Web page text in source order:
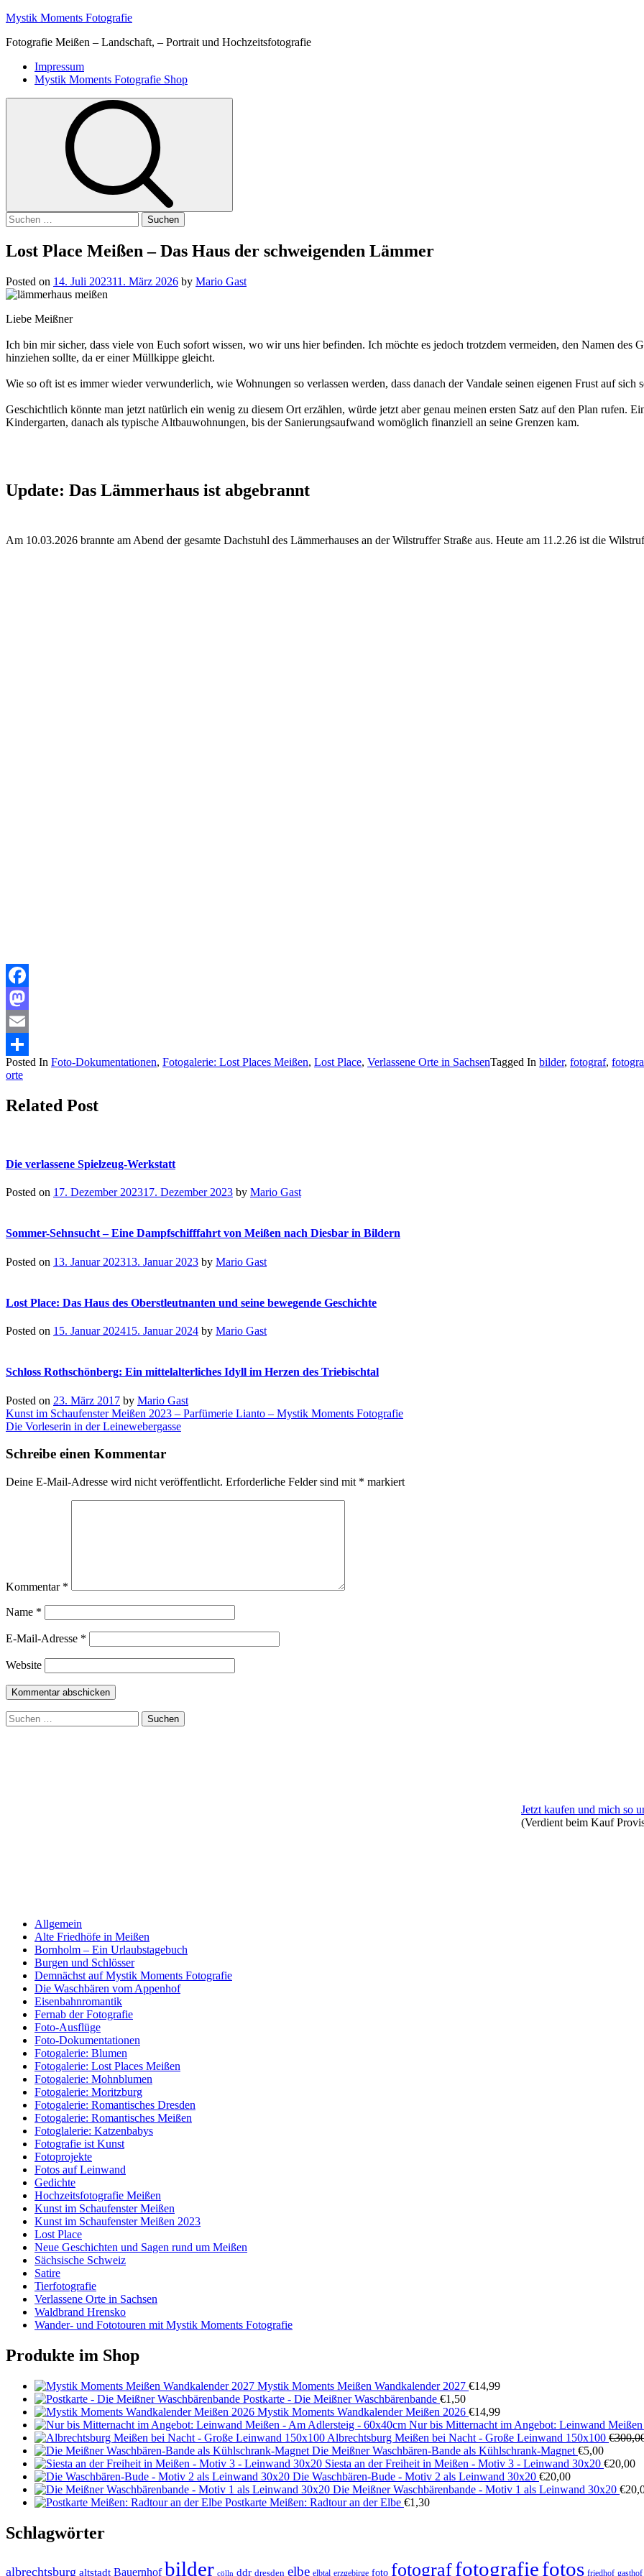
Skip
content
Mystik Moments Fotografie
Fotografie Meißen – Landschaft, – Portrait und Hochzeitsfotografie
Primary
Menu
Impressum
Mystik Moments Fotografie Shop
Suchen
nach:
Lost Place Meißen – Das Haus der schweigenden Lämmer
Posted on 14. Juli 202311. März 2026 by Mario Gast
Liebe Meißner
Ich bin mir sicher, dass viele von Euch sofort wissen, wo wir uns hier befinden. Ich möchte es jedoch trotzdem vermeiden, den Namen des
hinziehen sollte, da er einer Müllkippe gleicht.
Wie so oft ist es immer wieder verwunderlich, wie Wohnungen so verlassen werden, dass danach der Vandale seinen eigenen Frust auf
Geschichtlich könnte man jetzt natürlich ein wenig zu diesem Ort erzählen, würde jetzt aber genau meinen ersten Satz auf den Plan rufen.
Kindergarten, danach als typische Altbauwohnungen, bis der Sanierungsaufwand womöglich finanziell an seine Grenzen kam.
Update: Das Lämmerhaus ist abgebrannt
Am 10.03.2026 brannte am Abend der gesamte Dachstuhl des Lämmerhauses an der Wilstruffer Straße aus. Heute am 11.2.26 ist die
Facebook
Mastodon
Email
Teilen
Posted In Foto-Dokumentationen, Fotogalerie: Lost Places Meißen, Lost Place, Verlassene Orte in SachsenTagged In bilder, fotograf,
orte
Related Post
Die verlassene Spielzeug-Werkstatt
Posted on 17. Dezember 202317. Dezember 2023 by Mario Gast
Sommer-Sehnsucht – Eine Dampfschifffahrt von Meißen nach Diesbar in Bildern
Posted on 13. Januar 202313. Januar 2023 by Mario Gast
Lost Place: Das Haus des Oberstleutnanten und seine bewegende Geschichte
Posted on 15. Januar 202415. Januar 2024 by Mario Gast
Schloss Rothschönberg: Ein mittelalterliches Idyll im Herzen des Triebischtal
Posted on 23. März 2017 by Mario Gast
Beitragsnavigation
Kunst im Schaufenster Meißen 2023 – Parfümerie Lianto – Mystik Moments Fotografie
Die Vorleserin in der Leinewebergasse
Schreibe einen Kommentar
Deine E-Mail-Adresse wird nicht veröffentlicht. Erforderliche Felder sind mit * markiert
Kommentar *
Name *
E-Mail-Adresse *
Website
Suchen
nach:
Jetzt kaufen und mich so
(Verdient beim Kauf
Allgemein
Alte Friedhöfe in Meißen
Bornholm – Ein Urlaubstagebuch
Burgen und Schlösser
Demnächst auf Mystik Moments Fotografie
Die Waschbären vom Appenhof
Eisenbahnromantik
Fernab der Fotografie
Foto-Ausflüge
Foto-Dokumentationen
Fotogalerie: Blumen
Fotogalerie: Lost Places Meißen
Fotogalerie: Mohnblumen
Fotogalerie: Moritzburg
Fotogalerie: Romantisches Dresden
Fotogalerie: Romantisches Meißen
Fotoglalerie: Katzenbabys
Fotografie ist Kunst
Fotoprojekte
Fotos auf Leinwand
Gedichte
Hochzeitsfotografie Meißen
Kunst im Schaufenster Meißen
Kunst im Schaufenster Meißen 2023
Lost Place
Neue Geschichten und Sagen rund um Meißen
Sächsische Schweiz
Satire
Tierfotografie
Verlassene Orte in Sachsen
Waldbrand Hrensko
Wander- und Fototouren mit Mystik Moments Fotografie
Produkte im Shop
Mystik Moments Meißen Wandkalender 2027 €14,99
Postkarte - Die Meißner Waschbärenbande €1,50
Mystik Moments Wandkalender Meißen 2026 €14,99
Nur bis Mitternacht im Angebot: Leinwand
Albrechtsburg Meißen bei Nacht - Große Leinwand 150x100 €
Die Meißner Waschbären-Bande als Kühlschrank-Magnet €5,00
Siesta an der Freiheit in Meißen - Motiv 3 - Leinwand 30x20 €20,00
Die Waschbären-Bude - Motiv 2 als Leinwand 30x20 €20,00
Die Meißner Waschbärenbande - Motiv 1 als Leinwand 30x20 €
Postkarte Meißen: Radtour an der Elbe €1,30
Schlagwörter
albrechtsburg altstadt Bauernhof bilder cölln ddr dresden elbe elbtal erzgebirge foto fotograffotografiefotos friedhof gasthof